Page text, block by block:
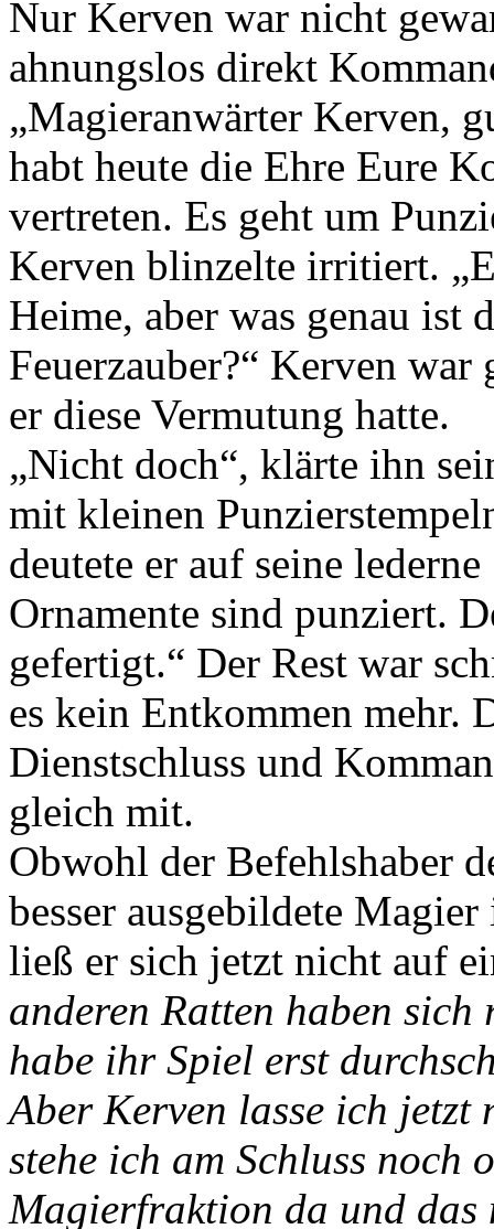
Nur Kerven war nicht
ahnungslos direkt
„Magieranwärter Kerven,
habt heute die Ehre Eure
vertreten. Es geht um
Kerven blinzelte irritiert.
Heime, aber was genau ist
Feuerzauber?“ Kerven
er diese Vermutung hatte.
„Nicht doch“, klärte ihn
mit kleinen
deutete er auf seine
Ornamente sind punziert.
gefertigt.“ Der Rest war
es kein Entkommen mehr.
Dienstschluss und
gleich mit.
Obwohl der Befehlshaber
besser ausgebildete
ließ er sich jetzt nicht auf
anderen Ratten haben
habe ihr Spiel erst
Aber Kerven lasse ich jetzt
stehe ich am Schluss noch
Magierfraktion da und das